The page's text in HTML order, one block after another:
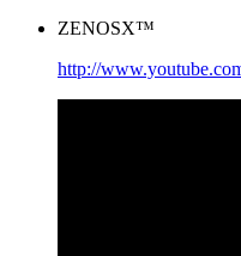
ZENOSX™
http://